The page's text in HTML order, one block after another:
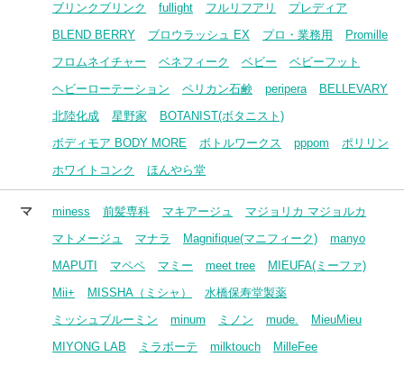
ブリンクブリンク
fullight フルリフアリ
プレディア
BLEND BERRY
ブロウラッシュ EX プロ・業務用
Promille
フロムネイチャー
ベネフィーク ベビー
ベビーフット
ヘビーローテーション
ペリカン石鹸 peripera
BELLEVARY
北陸化成
星野家
BOTANIST(ボタニスト)
ボディモア BODY MORE
ボトルワークス pppom
ポリリン
ホワイトコンク
ほんやら堂
マ miness 前髪専科 マキアージュ
マジョリカ マジョルカ
マトメージュ
マナラ Magnifique(マニフィーク)
manyo
MAPUTI
マペペ マミー meet tree
MIEUFA(ミーファ)
Mii+
MISSHA（ミシャ）
水橋保寿堂製薬
ミッシュブルーミン
minum ミノン mude.
MieuMieu
MIYONG LAB
ミラボーテ milktouch
MilleFee